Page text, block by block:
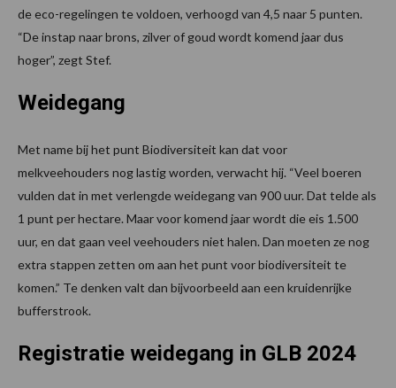
de eco-regelingen te voldoen, verhoogd van 4,5 naar 5 punten.
“De instap naar brons, zilver of goud wordt komend jaar dus
hoger”, zegt Stef.
Weidegang
Met name bij het punt Biodiversiteit kan dat voor
melkveehouders nog lastig worden, verwacht hij. “Veel boeren
vulden dat in met verlengde weidegang van 900 uur. Dat telde als
1 punt per hectare. Maar voor komend jaar wordt die eis 1.500
uur, en dat gaan veel veehouders niet halen. Dan moeten ze nog
extra stappen zetten om aan het punt voor biodiversiteit te
komen.” Te denken valt dan bijvoorbeeld aan een kruidenrijke
bufferstrook.
Registratie weidegang in GLB 2024